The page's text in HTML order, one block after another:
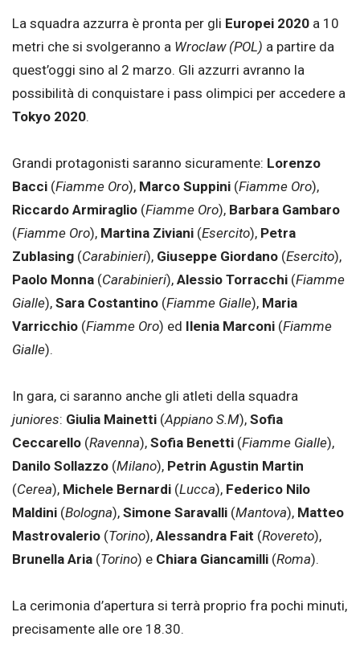
La squadra azzurra è pronta per gli Europei 2020 a 10
metri che si svolgeranno a Wroclaw (POL) a partire da
quest’oggi sino al 2 marzo. Gli azzurri avranno la
possibilità di conquistare i pass olimpici per accedere a
Tokyo 2020.
Grandi protagonisti saranno sicuramente: Lorenzo
Bacci (Fiamme Oro), Marco Suppini (Fiamme Oro),
Riccardo Armiraglio (Fiamme Oro), Barbara Gambaro
(Fiamme Oro), Martina Ziviani (Esercito), Petra
Zublasing (Carabinieri), Giuseppe Giordano (Esercito),
Paolo Monna (Carabinieri), Alessio Torracchi (Fiamme
Gialle), Sara Costantino (Fiamme Gialle), Maria
Varricchio (Fiamme Oro) ed Ilenia Marconi (Fiamme
Gialle).
In gara, ci saranno anche gli atleti della squadra
juniores: Giulia Mainetti (Appiano S.M), Sofia
Ceccarello (Ravenna), Sofia Benetti (Fiamme Gialle),
Danilo Sollazzo (Milano), Petrin Agustin Martin
(Cerea), Michele Bernardi (Lucca), Federico Nilo
Maldini (Bologna), Simone Saravalli (Mantova), Matteo
Mastrovalerio (Torino), Alessandra Fait (Rovereto),
Brunella Aria (Torino) e Chiara Giancamilli (Roma).
La cerimonia d’apertura si terrà proprio fra pochi minuti,
precisamente alle ore 18.30.